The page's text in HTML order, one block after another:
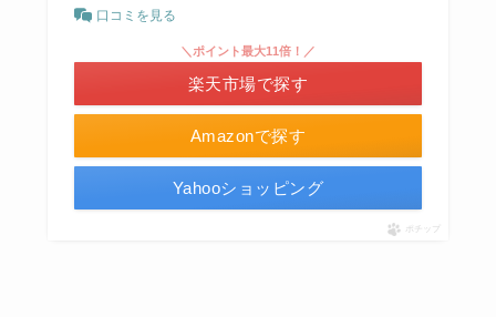
口コミを見る
Amazonで探す
＼ポイント最大11倍！／
楽天市場で探す
Yahooショッピング
ポチップ